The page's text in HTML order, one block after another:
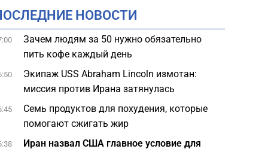
НОВОСТИ
Зачем людям за 50 нужно обязательно
пить кофе каждый день
Экипаж USS Abraham Lincoln измотан:
миссия против Ирана затянулась
Семь продуктов для похудения, которые
помогают сжигать жир
Иран назвал США главное условие для